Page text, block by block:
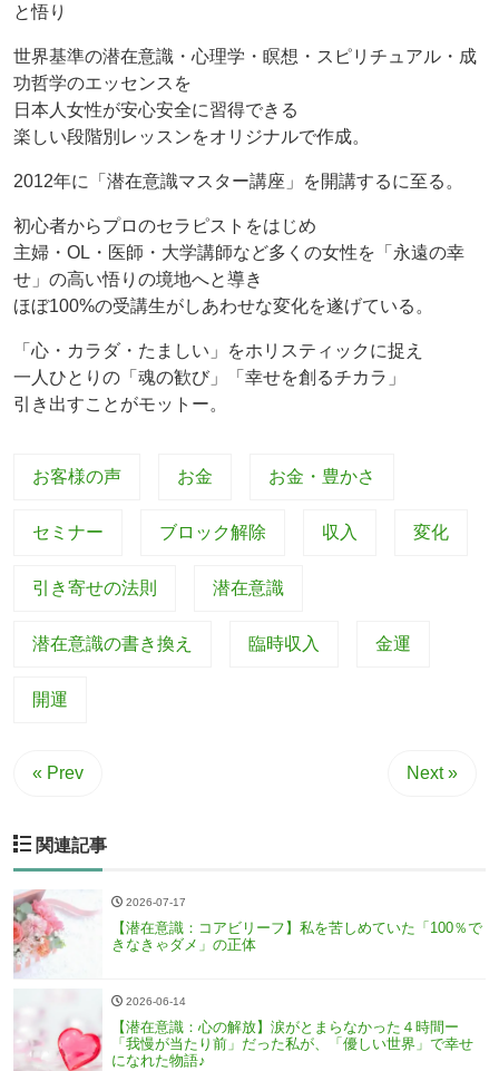
と悟り
世界基準の潜在意識・心理学・瞑想・スピリチュアル・成
功哲学のエッセンスを
日本人女性が安心安全に習得できる
楽しい段階別レッスンをオリジナルで作成。
2012年に「潜在意識マスター講座」を開講するに至る。
初心者からプロのセラピストをはじめ
主婦・OL・医師・大学講師など多くの女性を「永遠の幸
せ」の高い悟りの境地へと導き
ほぼ100%の受講生がしあわせな変化を遂げている。
「心・カラダ・たましい」をホリスティックに捉え
一人ひとりの「魂の歓び」「幸せを創るチカラ」
引き出すことがモットー。
お客様の声 お金 お金・豊かさ
セミナー ブロック解除 収入 変化
引き寄せの法則 潜在意識
潜在意識の書き換え 臨時収入 金運
開運
« Prev Next »
関連記事
2026-07-17
【潜在意識：コアビリーフ】私を苦しめていた「100％で
きなきゃダメ」の正体
2026-06-14
【潜在意識：心の解放】涙がとまらなかった４時間ー
「我慢が当たり前」だった私が、「優しい世界」で幸せ
になれた物語♪